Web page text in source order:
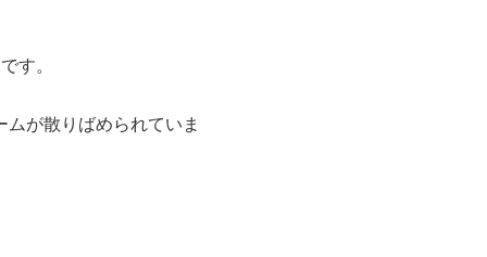
す。
が散りばめられていま